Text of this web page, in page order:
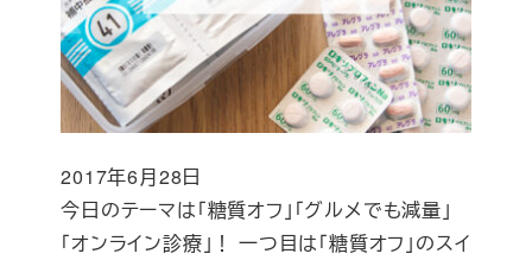
今日のテーマは「糖質オフ」「グルメでも減量」
「オンライン診療」！ 一つ目は「糖質オフ」のスイ
投稿日
2017年6月28日